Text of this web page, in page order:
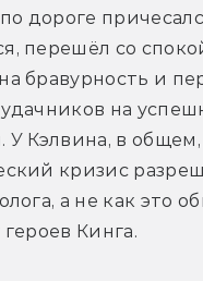
дороге
перешёл со
бравурность и
на
У Кэлвина, в
кризис
а не как это
Кинга.